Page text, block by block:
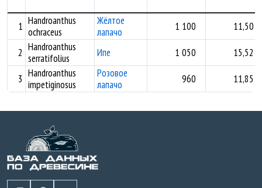
1 Handroanthus
ochraceus
Жёлтое
лапачо
1 100 11,50
2 Handroanthus
serratifolius
Ипе 1 050 15,52
3 Handroanthus
impetiginosus
Розовое
лапачо
960 11,85